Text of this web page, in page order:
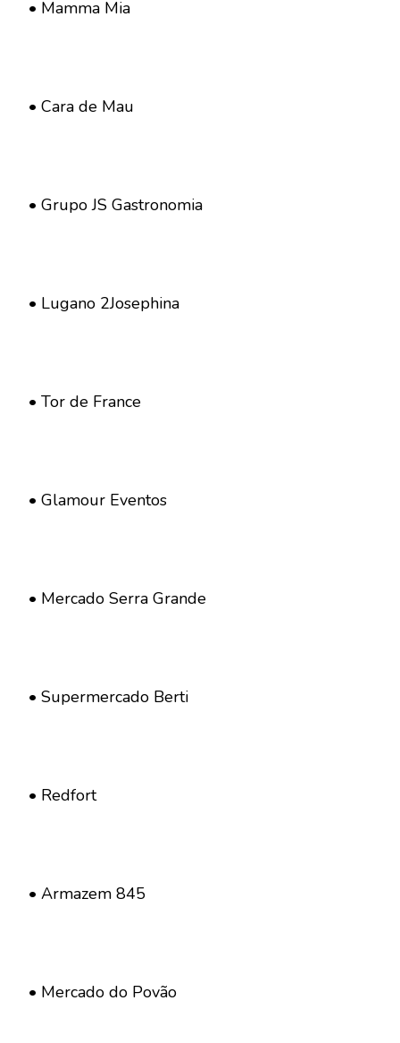
• Mamma Mia
• Cara de Mau
• Grupo JS Gastronomia
• Lugano 2Josephina
• Tor de France
• Glamour Eventos
• Mercado Serra Grande
• Supermercado Berti
• Redfort
• Armazem 845
• Mercado do Povão